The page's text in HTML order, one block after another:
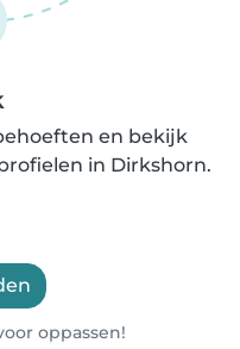
en bekijk
in Dirkshorn.
oppassen!